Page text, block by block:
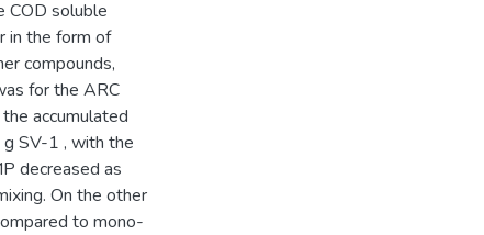
COD soluble
in the form of
compounds,
for the ARC
accumulated
SV-1 , with the
decreased as
On the other
to mono-